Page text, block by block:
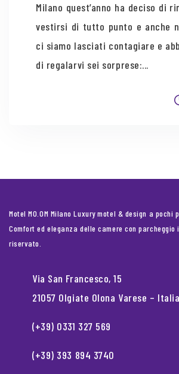
Milano quest’anno ha deciso di
vestirsi di tutto punto e anche
ci siamo lasciati contagiare e
di regalarvi sei sorprese:...
Motel MO.OM Milano Luxury motel & design a pochi
Comfort ed eleganza delle camere con parcheggio
riservato.
Via San Francesco, 15
21057 Olgiate Olona Varese – Italia
(+39) 0331 327 569
(+39) 393 894 3740